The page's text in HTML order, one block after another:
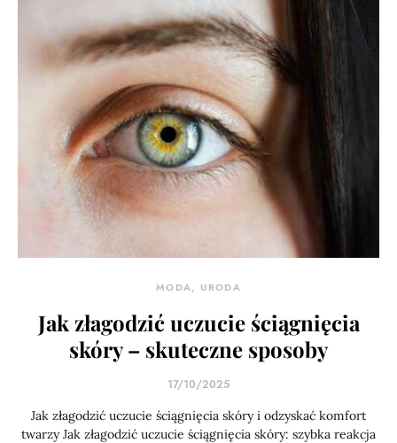
MODA, URODA
Jak złagodzić uczucie ściągnięcia
skóry – skuteczne sposoby
17/10/2025
Jak złagodzić uczucie ściągnięcia skóry i odzyskać komfort
twarzy Jak złagodzić uczucie ściągnięcia skóry: szybka reakcja